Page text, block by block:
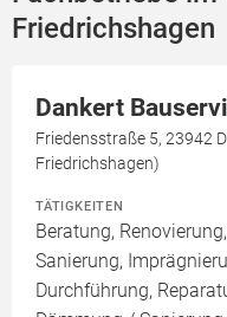
Friedrichshagen
Dankert
Friedensstraße 5, 23942
Friedrichshagen)
TÄTIGKEITEN
Beratung,
Sanierung,
Durchführung,